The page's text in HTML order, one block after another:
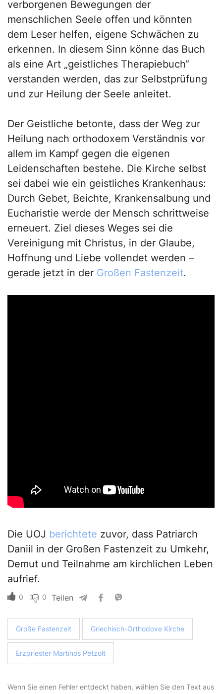
verborgenen Bewegungen der
menschlichen Seele offen und könnten
dem Leser helfen, eigene Schwächen zu
erkennen. In diesem Sinn könne das Buch
als eine Art „geistliches Therapiebuch“
verstanden werden, das zur Selbstprüfung
und zur Heilung der Seele anleitet.
Der Geistliche betonte, dass der Weg zur
Heilung nach orthodoxem Verständnis vor
allem im Kampf gegen die eigenen
Leidenschaften bestehe. Die Kirche selbst
sei dabei wie ein geistliches Krankenhaus:
Durch Gebet, Beichte, Krankensalbung und
Eucharistie werde der Mensch schrittweise
erneuert. Ziel dieses Weges sei die
Vereinigung mit Christus, in der Glaube,
Hoffnung und Liebe vollendet werden –
gerade jetzt in der Großen Fastenzeit.
Die UOJ berichtete zuvor, dass Patriarch
Daniil in der Großen Fastenzeit zu Umkehr,
Demut und Teilnahme am kirchlichen Leben
aufrief.
0 0 Teilen
Große Fastenzeit Griechisch-Orthodoxe Kirche
Erzpriester Martinos Petzolt
Wenn Sie einen Fehler entdeckt haben, wählen Sie den Text aus